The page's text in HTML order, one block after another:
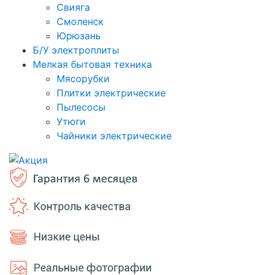
Свияга
Смоленск
Юрюзань
Б/У электроплиты
Мелкая бытовая техника
Мясорубки
Плитки электрические
Пылесосы
Утюги
Чайники электрические